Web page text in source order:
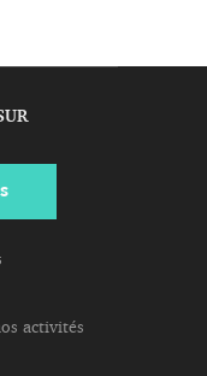
activités